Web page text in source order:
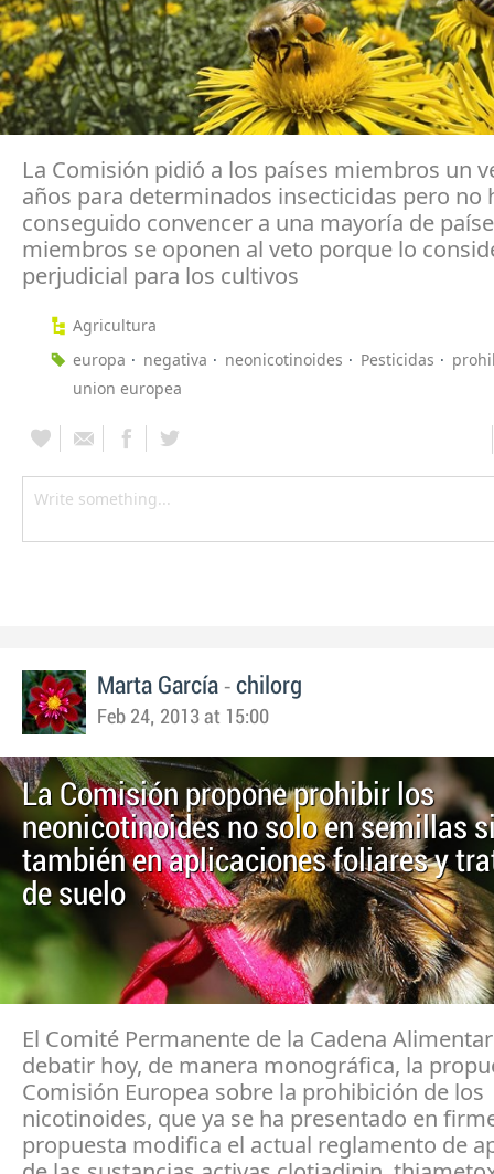
La Comisión pidió a los países miembros un
años para determinados insecticidas pero no
conseguido convencer a una mayoría de
miembros se oponen al veto porque lo
perjudicial para los cultivos
Agricultura
europa
negativa neonicotinoides Pesticidas
union europea
Marta García - chilorg
Feb 24, 2013 at 15:00
La Comisión propone prohibir los
neonicotinoides no solo en semillas
también en aplicaciones foliares y
de suelo
El Comité Permanente de la Cadena
debatir hoy, de manera monográfica, la
Comisión Europea sobre la prohibición de los
nicotinoides, que ya se ha presentado en
propuesta modifica el actual reglamento de